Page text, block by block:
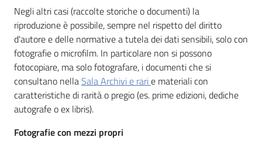
Decentrate
Patto
per
la
lettura
Negli altri casi (raccolte storiche o documenti) la
riproduzione è possibile, sempre nel rispetto del diritto
d'autore e delle normative a tutela dei dati sensibili, solo con
fotografie o microfilm. In particolare non si possono
fotocopiare, ma solo fotografare, i documenti che si
consultano nellaSala Archivi e rarie materiali con
caratteristiche di rarità o pregio (es. prime edizioni, dediche
autografe o ex libris).
Fotografie con mezzi propri